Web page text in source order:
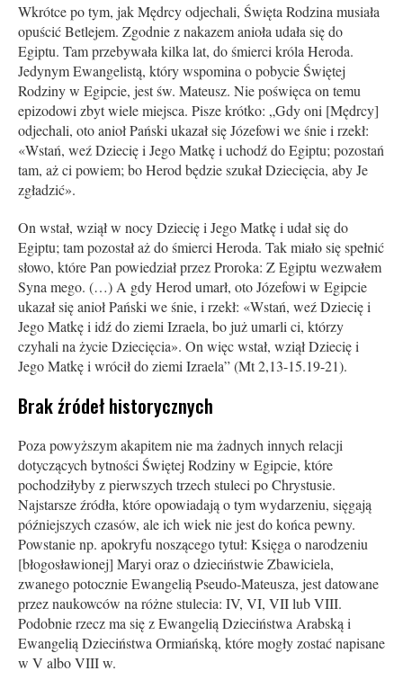
Wkrótce po tym, jak Mędrcy odjechali, Święta Rodzina musiała
opuścić Betlejem. Zgodnie z nakazem anioła udała się do
Egiptu. Tam przebywała kilka lat, do śmierci króla Heroda.
Jedynym Ewangelistą, który wspomina o pobycie Świętej
Rodziny w Egipcie, jest św. Mateusz. Nie poświęca on temu
epizodowi zbyt wiele miejsca. Pisze krótko: „Gdy oni [Mędrcy]
odjechali, oto anioł Pański ukazał się Józefowi we śnie i rzekł:
«Wstań, weź Dziecię i Jego Matkę i uchodź do Egiptu; pozostań
tam, aż ci powiem; bo Herod będzie szukał Dziecięcia, aby Je
zgładzić».
On wstał, wziął w nocy Dziecię i Jego Matkę i udał się do
Egiptu; tam pozostał aż do śmierci Heroda. Tak miało się spełnić
słowo, które Pan powiedział przez Proroka: Z Egiptu wezwałem
Syna mego. (…) A gdy Herod umarł, oto Józefowi w Egipcie
ukazał się anioł Pański we śnie, i rzekł: «Wstań, weź Dziecię i
Jego Matkę i idź do ziemi Izraela, bo już umarli ci, którzy
czyhali na życie Dziecięcia». On więc wstał, wziął Dziecię i
Jego Matkę i wrócił do ziemi Izraela” (Mt 2,13-15.19-21).
Brak źródeł historycznych
Poza powyższym akapitem nie ma żadnych innych relacji
dotyczących bytności Świętej Rodziny w Egipcie, które
pochodziłyby z pierwszych trzech stuleci po Chrystusie.
Najstarsze źródła, które opowiadają o tym wydarzeniu, sięgają
późniejszych czasów, ale ich wiek nie jest do końca pewny.
Powstanie np. apokryfu noszącego tytuł: Księga o narodzeniu
[błogosławionej] Maryi oraz o dzieciństwie Zbawiciela,
zwanego potocznie Ewangelią Pseudo-Mateusza, jest datowane
przez naukowców na różne stulecia: IV, VI, VII lub VIII.
Podobnie rzecz ma się z Ewangelią Dzieciństwa Arabską i
Ewangelią Dzieciństwa Ormiańską, które mogły zostać napisane
w V albo VIII w.